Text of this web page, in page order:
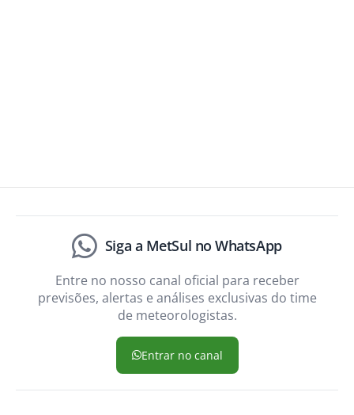
Siga a MetSul no WhatsApp
Entre no nosso canal oficial para receber
previsões, alertas e análises exclusivas do time
de meteorologistas.
Entrar no canal